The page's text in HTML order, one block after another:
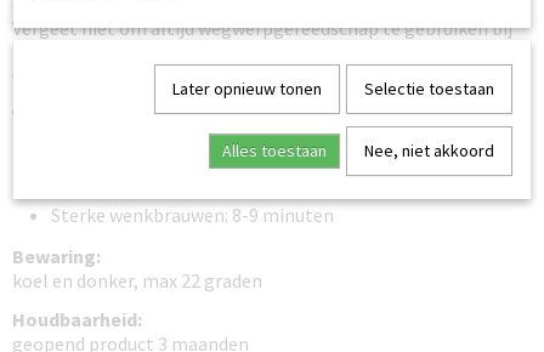
Vergeet niet om altijd wegwerpgereedschap te gebruiken bij
verpakking terechtkomen.
Verwerkingstijd:
Dunne wenkbrauwen: 6 minuten
Sterke wenkbrauwen: 8-9 minuten
Bewaring:
koel en donker, max 22 graden
Houdbaarheid:
geopend product 3 maanden
Later opnieuw tonen Selectie toestaan
Alles toestaan Nee, niet akkoord